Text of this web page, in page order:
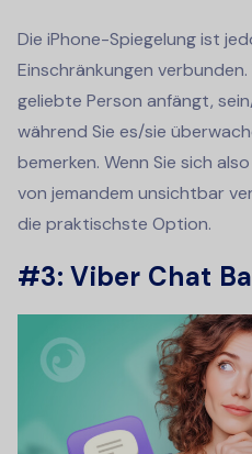
Die iPhone-Spiegelung ist
Einschränkungen
geliebte Person anfängt,
während Sie es/sie
bemerken. Wenn Sie sich
von jemandem unsichtbar
die praktischste Option.
#3: Viber Chat